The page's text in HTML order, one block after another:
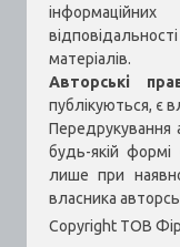
матеріалів.
Авторські
публікуються, є
будь-якій
лише при
власника
Copyright ТОВ